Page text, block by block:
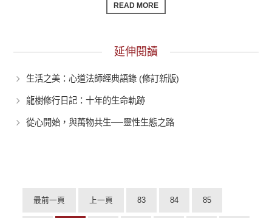
READ MORE
延伸閱讀
生活之美：心道法師經典語錄 (修訂新版)
龍樹修行日記：十年的生命軌跡
從心開始，與萬物共生──靈性生態之路
最前一頁 上一頁 83 84 85